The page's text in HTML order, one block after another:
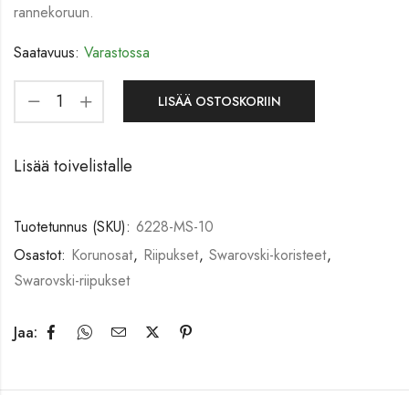
rannekoruun.
Saatavuus: Varastossa
LISÄÄ OSTOSKORIIN
Lisää toivelistalle
Tuotetunnus (SKU): 6228-MS-10
Osastot: Korunosat, Riipukset, Swarovski-koristeet,
Swarovski-riipukset
Jaa: